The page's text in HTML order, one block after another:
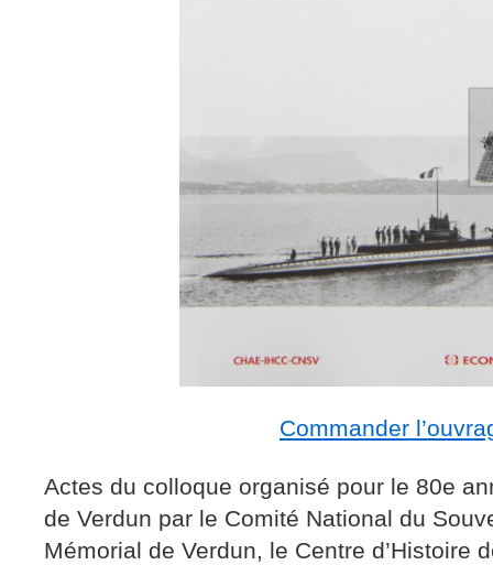
Commander
Actes du colloque organisé pour le 80e
de Verdun par le Comité National du
Mémorial de Verdun, le Centre d’Histoire